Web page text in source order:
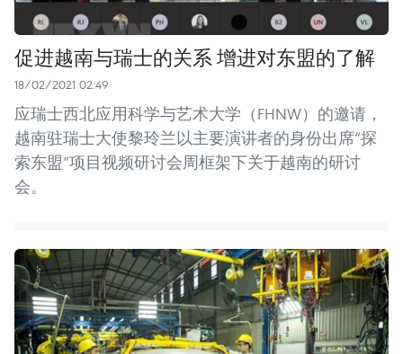
促进越南与瑞士的关系 增进对东盟的了解
18/02/2021 02:49
应瑞士西北应用科学与艺术大学（FHNW）的邀请，
越南驻瑞士大使黎玲兰以主要演讲者的身份出席“探
索东盟”项目视频研讨会周框架下关于越南的研讨
会。